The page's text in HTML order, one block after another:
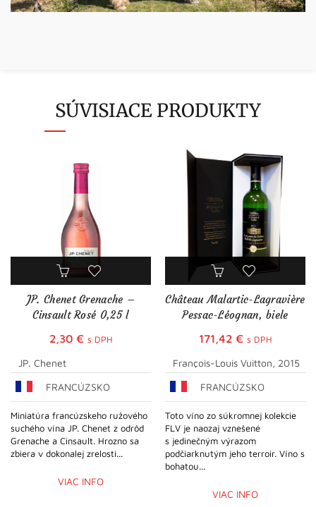
SÚVISIACE PRODUKTY
JP. Chenet Grenache –
Cinsault Rosé 0,25 l
2,30 € s DPH
JP. Chenet
FRANCÚZSKO
Miniatúra francúzskeho ružového
suchého vína JP. Chenet z odrôd
Grenache a Cinsault. Hrozno sa
zbiera v dokonalej zrelosti...
VIAC INFO
Château Malartic-Lagravière
Pessac-Léognan, biele
171,42 € s DPH
François-Louis Vuitton, 2015
FRANCÚZSKO
Toto víno zo súkromnej kolekcie
FLV je naozaj vznešené
s jedinečným výrazom
podčiarknutým jeho terroir. Víno s
bohatou...
VIAC INFO